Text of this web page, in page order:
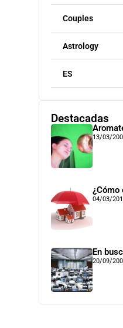
Couples
Astrology
ES
Destacadas
13/03/
¿Cómo
04/03/
En
20/09/